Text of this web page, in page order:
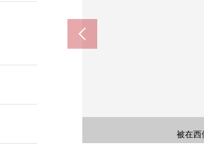
被在西
被在來自
內
浴
熱
被在來自15
被在來自15
摩
被在南
被在西南的
被在西北